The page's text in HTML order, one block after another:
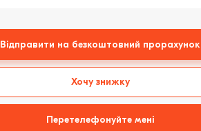
Відправити на безкоштовний прорахунок
Хочу знижку
Перетелефонуйте мені